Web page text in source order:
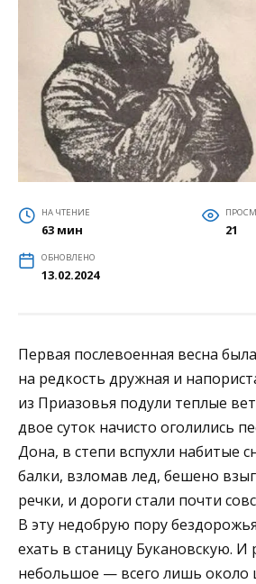
НА ЧТЕНИЕ
63 мин 21
ОБНОВЛЕНО
13.02.2024
Первая послевоенная весна
на редкость дружная и
из Приазовья подули теплые
двое суток начисто оголились
Дона, в степи вспухли набитые
балки, взломав лед, бешено
речки, и дороги стали почти
В эту недобрую пору
ехать в станицу Букановскую. И
небольшое — всего лишь около